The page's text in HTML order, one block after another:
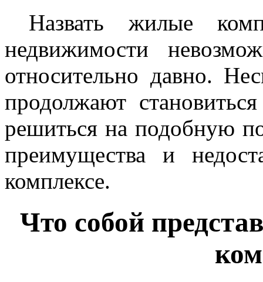
Назвать жилые
недвижимости
относительно давно.
продолжают
решиться на подобную
преимущества и
комплексе.
Что собой